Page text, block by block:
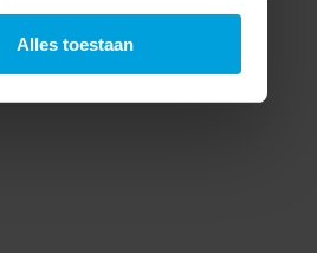
Alles toestaan